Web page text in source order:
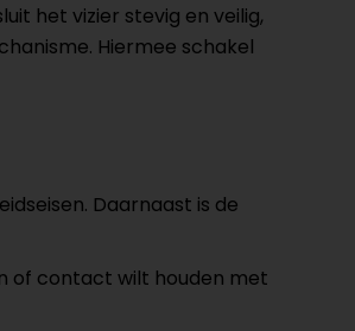
het vizier stevig en veilig,
Hiermee schakel
Daarnaast is de
of contact wilt houden met